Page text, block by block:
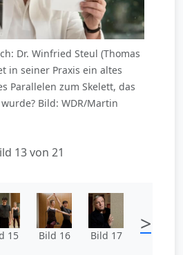
Dr. Winfried Steul (Thomas
in seiner Praxis ein altes
Parallelen zum Skelett, das
Bild: WDR/Martin
13 von 21
15 Bild 16 Bild 17 >